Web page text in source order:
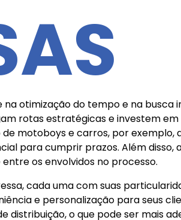
otimização do tempo e na busca
rotas estratégicas e investem
motoboys e carros, por
para cumprir prazos. Além
os envolvidos no processo.
cada uma com suas
e personalização para seus
o que pode ser mais